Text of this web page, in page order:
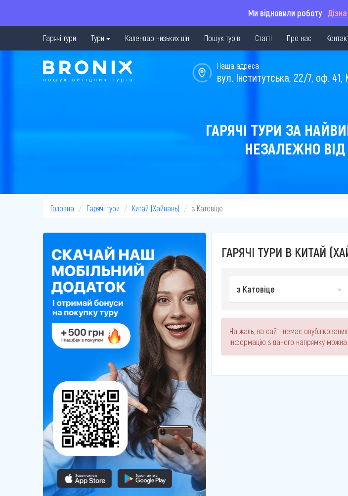
Ми відновили роботу
Гарячі тури Тури Календар низьких цін Пошук турів Статті Про нас
Наша адреса
вул. Інститутська, 22/7, оф. 41,
ГАРЯЧІ ТУРИ ЗА
НЕЗАЛЕЖНО
Головна Гарячі тури Китай (Хайнань) з Катовіце
ГАРЯЧІ ТУРИ В КИТАЙ
з Катовіце
На жаль, на сайті немає
інформацію з даного напрямку можна